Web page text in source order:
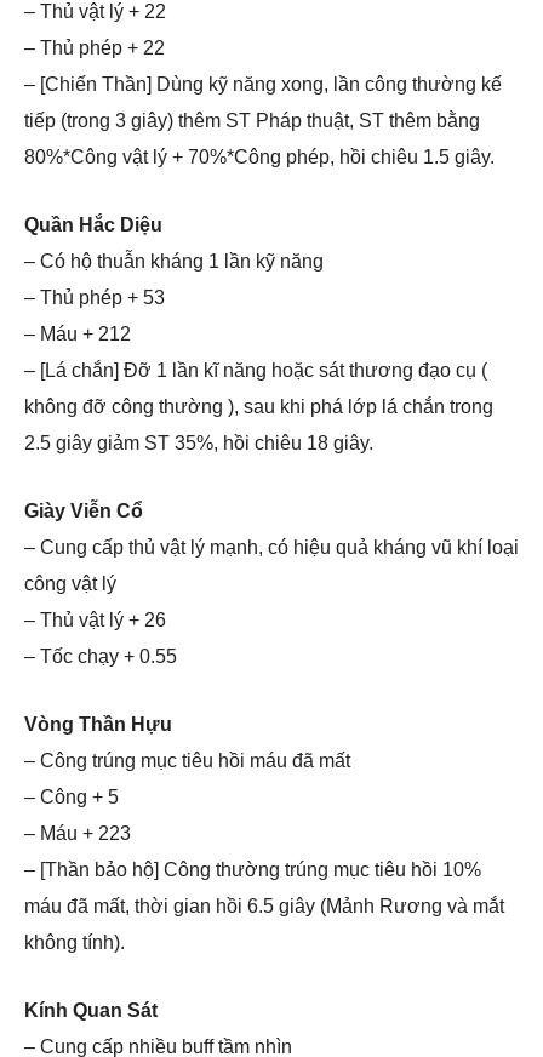
– Thủ vật lý + 22
– Thủ phép + 22
– [Chiến Thần] Dùng kỹ năng xong, lần công thường kế
tiếp (trong 3 giây) thêm ST Pháp thuật, ST thêm bằng
80%*Công vật lý + 70%*Công phép, hồi chiêu 1.5 giây.
Quần Hắc Diệu
– Có hộ thuẫn kháng 1 lần kỹ năng
– Thủ phép + 53
– Máu + 212
– [Lá chắn] Đỡ 1 lần kĩ năng hoặc sát thương đạo cụ (
không đỡ công thường ), sau khi phá lớp lá chắn trong
2.5 giây giảm ST 35%, hồi chiêu 18 giây.
Giày Viễn Cổ
– Cung cấp thủ vật lý mạnh, có hiệu quả kháng vũ khí loại
công vật lý
– Thủ vật lý + 26
– Tốc chạy + 0.55
Vòng Thần Hựu
– Công trúng mục tiêu hồi máu đã mất
– Công + 5
– Máu + 223
– [Thần bảo hộ] Công thường trúng mục tiêu hồi 10%
máu đã mất, thời gian hồi 6.5 giây (Mảnh Rương và mắt
không tính).
Kính Quan Sát
– Cung cấp nhiều buff tầm nhìn